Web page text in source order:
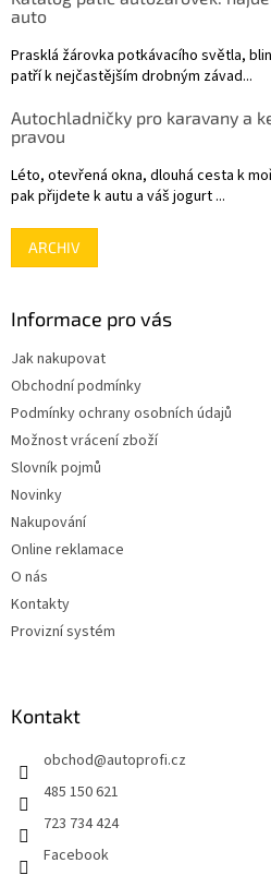
auto
Prasklá žárovka potkávacího světla,
patří k nejčastějším drobným závad...
Autochladničky pro karavany a
pravou
Léto, otevřená okna, dlouhá cesta k
pak přijdete k autu a váš jogurt ...
ARCHIV
Informace pro vás
Jak nakupovat
Obchodní podmínky
Podmínky ochrany osobních údajů
Možnost vrácení zboží
Slovník pojmů
Novinky
Nakupování
Online reklamace
O nás
Kontakty
Provizní systém
Kontakt
obchod@autoprofi.cz
485 150 621
723 734 424
Facebook